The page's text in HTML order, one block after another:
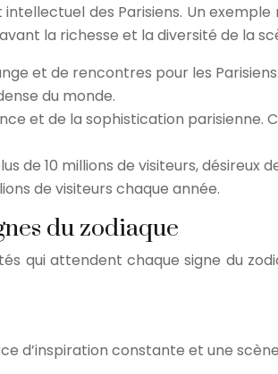
des Parisiens. Un
la richesse et la diversité de la
et de rencontres pour les
du monde.
et de la sophistication parisienne.
de 10 millions de visiteurs,
de visiteurs chaque année.
du zodiaque
qui attendent chaque signe du
d’inspiration constante et une